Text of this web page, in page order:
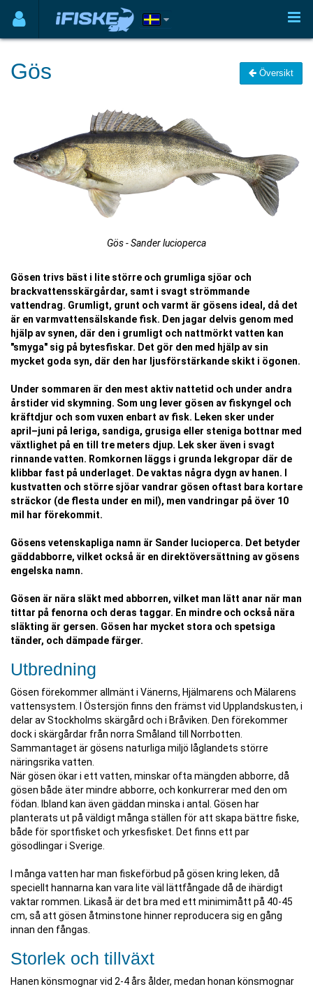
Gös Översikt
Gös - Sander lucioperca
Gösen trivs bäst i lite större och grumliga sjöar och
brackvattensskärgårdar, samt i svagt strömmande
vattendrag. Grumligt, grunt och varmt är gösens ideal, då det
är en varmvattensälskande fisk. Den jagar delvis genom med
hjälp av synen, där den i grumligt och nattmörkt vatten kan
"smyga" sig på bytesfiskar. Det gör den med hjälp av sin
mycket goda syn, där den har ljusförstärkande skikt i ögonen.
Under sommaren är den mest aktiv nattetid och under andra
årstider vid skymning. Som ung lever gösen av fiskyngel och
kräftdjur och som vuxen enbart av fisk. Leken sker under
april–juni på leriga, sandiga, grusiga eller steniga bottnar med
växtlighet på en till tre meters djup. Lek sker även i svagt
rinnande vatten. Romkornen läggs i grunda lekgropar där de
klibbar fast på underlaget. De vaktas några dygn av hanen. I
kustvatten och större sjöar vandrar gösen oftast bara kortare
sträckor (de flesta under en mil), men vandringar på över 10
mil har förekommit.
Gösens vetenskapliga namn är Sander lucioperca. Det betyder
gäddabborre, vilket också är en direktöversättning av gösens
engelska namn.
Gösen är nära släkt med abborren, vilket man lätt anar när man
tittar på fenorna och deras taggar. En mindre och också nära
släkting är gersen. Gösen har mycket stora och spetsiga
tänder, och dämpade färger.
Utbredning
Gösen förekommer allmänt i Vänerns, Hjälmarens och Mälarens
vattensystem. I Östersjön finns den främst vid Upplandskusten, i
delar av Stockholms skärgård och i Bråviken. Den förekommer
dock i skärgårdar från norra Småland till Norrbotten.
Sammantaget är gösens naturliga miljö låglandets större
näringsrika vatten.
När gösen ökar i ett vatten, minskar ofta mängden abborre, då
gösen både äter mindre abborre, och konkurrerar med den om
födan. Ibland kan även gäddan minska i antal. Gösen har
planterats ut på väldigt många ställen för att skapa bättre fiske,
både för sportfisket och yrkesfisket. Det finns ett par
gösodlingar i Sverige.
I många vatten har man fiskeförbud på gösen kring leken, då
speciellt hannarna kan vara lite väl lättfångade då de ihärdigt
vaktar rommen. Likaså är det bra med ett minimimått på 40-45
cm, så att gösen åtminstone hinner reproducera sig en gång
innan den fångas.
Storlek och tillväxt
Hanen könsmognar vid 2-4 års ålder, medan honan könsmognar